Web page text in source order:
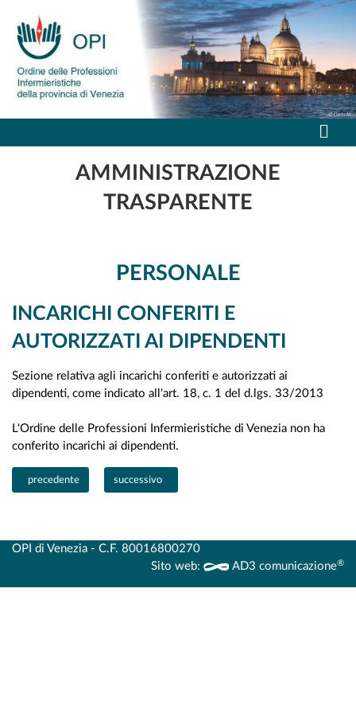
AMMINISTRAZIONE
TRASPARENTE
PERSONALE
INCARICHI CONFERITI E
AUTORIZZATI AI DIPENDENTI
Sezione relativa agli incarichi conferiti e autorizzati ai
dipendenti, come indicato all'art. 18, c. 1 del d.lgs. 33/2013
L'Ordine delle Professioni Infermieristiche di Venezia non ha
conferito incarichi ai dipendenti.
Articolo precedente: Tassi di assenza
precedente Articolo successivo: Contrattazione collettiva
successivo
OPI di Venezia - C.F. 80016800270
Sito web:
AD3 comunicazione®